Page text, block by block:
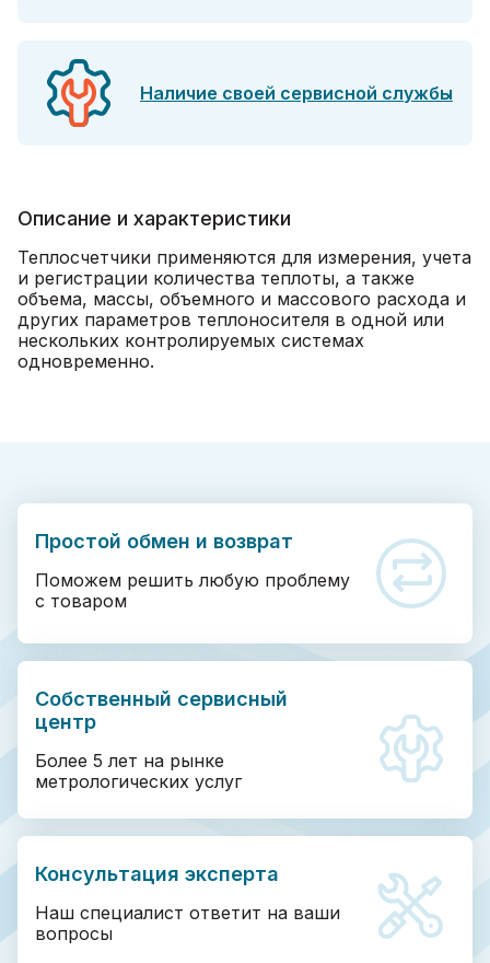
Наличие своей сервисной службы
Описание и характеристики
Теплосчетчики применяются для измерения, учета
и регистрации количества теплоты, а также
объема, массы, объемного и массового расхода и
других параметров теплоносителя в одной или
нескольких контролируемых системах
одновременно.
Простой обмен и возврат
Поможем решить любую проблему
с товаром
Собственный сервисный
центр
Более 5 лет на рынке
метрологических услуг
Консультация эксперта
Наш специалист ответит на ваши
вопросы